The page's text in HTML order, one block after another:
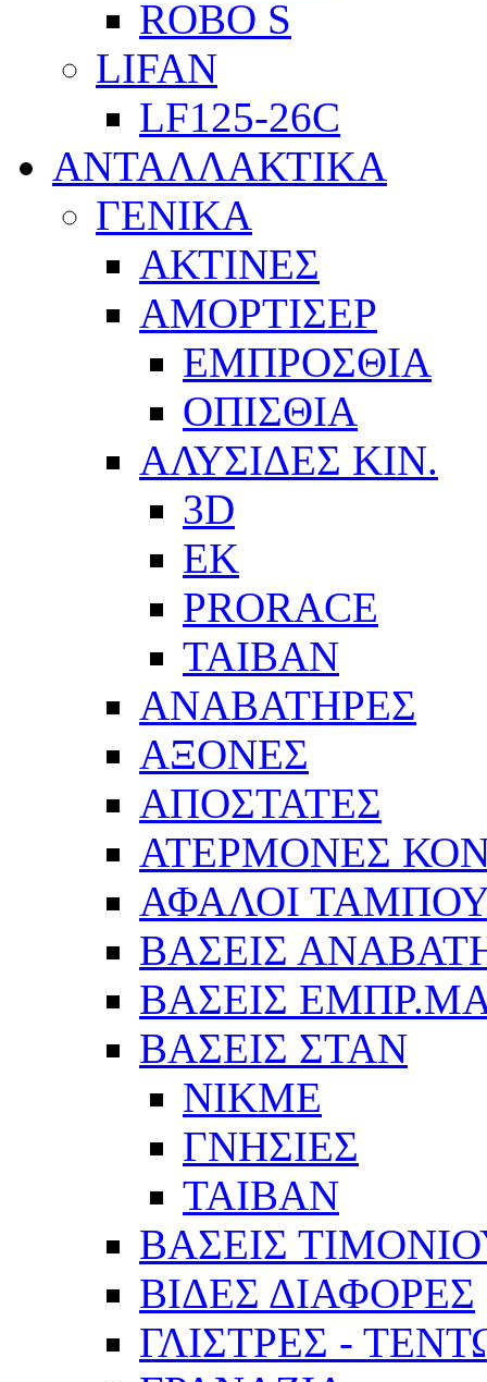
ROBO S
LIFAN
LF125-26C
ΑΝΤΑΛΛΑΚΤΙΚΑ
ΓΕΝΙΚΑ
ΑΚΤΙΝΕΣ
ΑΜΟΡΤΙΣΕΡ
ΕΜΠΡΟΣΘΙΑ
ΟΠΙΣΘΙΑ
ΑΛΥΣΙΔΕΣ ΚΙΝ.
3D
EK
PRORACE
ΤΑΙΒΑΝ
ΑΝΑΒΑΤΗΡΕΣ
ΑΞΟΝΕΣ
ΑΠΟΣΤΑΤΕΣ
ΑΤΕΡΜΟΝΕΣ
ΑΦΑΛΟΙ
ΒΑΣΕΙΣ
ΒΑΣΕΙΣ
ΒΑΣΕΙΣ ΣΤΑΝ
ΝΙΚΜΕ
ΓΝΗΣΙΕΣ
ΤΑΙΒΑΝ
ΒΑΣΕΙΣ
ΒΙΔΕΣ ΔΙΑΦΟΡΕΣ
ΓΛΙΣΤΡΕΣ -